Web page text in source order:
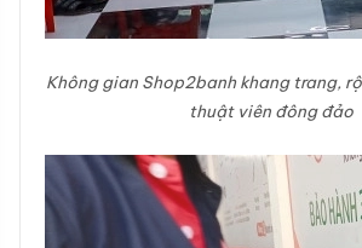
Không gian Shop2banh khang trang,
thuật viên đông đảo